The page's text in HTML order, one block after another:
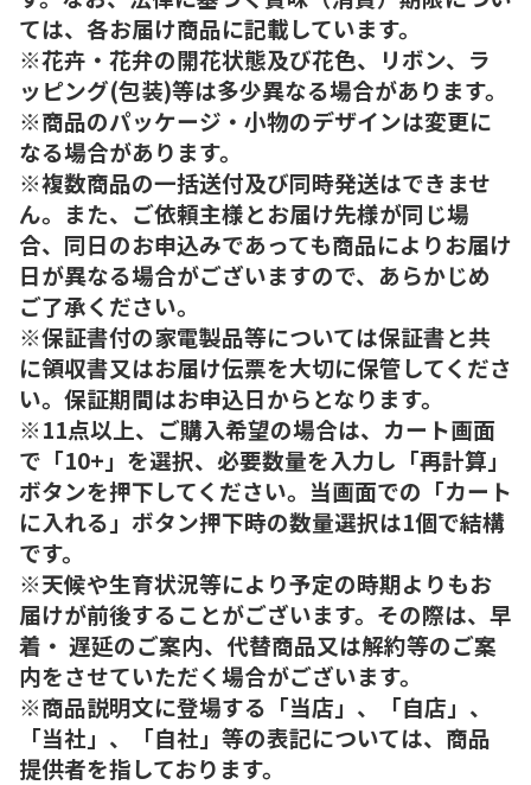
ては、各お届け商品に記載しています。
※花卉・花弁の開花状態及び花色、リボン、ラ
ッピング(包装)等は多少異なる場合があります。
※商品のパッケージ・小物のデザインは変更に
なる場合があります。
※複数商品の一括送付及び同時発送はできませ
ん。また、ご依頼主様とお届け先様が同じ場
合、同日のお申込みであっても商品によりお届け
日が異なる場合がございますので、あらかじめ
ご了承ください。
※保証書付の家電製品等については保証書と共
に領収書又はお届け伝票を大切に保管してくださ
い。保証期間はお申込日からとなります。
※11点以上、ご購入希望の場合は、カート画面
で「10+」を選択、必要数量を入力し「再計算」
ボタンを押下してください。当画面での「カート
に入れる」ボタン押下時の数量選択は1個で結構
です。
※天候や生育状況等により予定の時期よりもお
届けが前後することがございます。その際は、早
着・ 遅延のご案内、代替商品又は解約等のご案
内をさせていただく場合がございます。
※商品説明文に登場する「当店」、「自店」、
「当社」、「自社」等の表記については、商品
提供者を指しております。